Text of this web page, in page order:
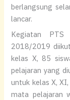
berlangsung
lancar.
Kegiatan PTS
2018/2019
kelas X, 85
pelajaran yang
untuk kelas X,
mata pelajaran